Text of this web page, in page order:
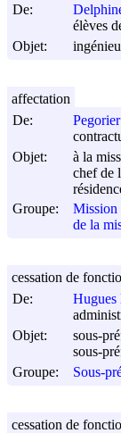
De:
élèves
Objet:
De:
Objet:
à la
chef de
Groupe:
Mission
de la
affectation
De:
Hugues
Objet:
sous-
sous-
Groupe:
Sous-
cessation de
cessation de